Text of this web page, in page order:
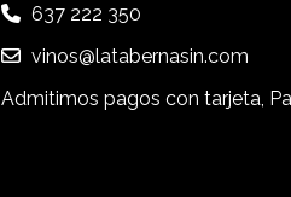
637 222 350
vinos@latabernasin.com
Admitimos pagos con tarjeta,